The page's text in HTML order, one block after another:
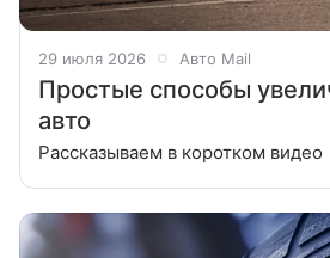
29 июля 2026 Авто Mail
Простые способы
авто
Рассказываем в коротком видео